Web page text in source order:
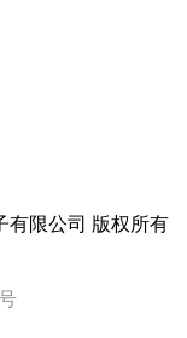
有限公司 版权所有